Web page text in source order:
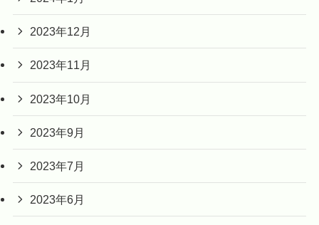
2023年12月
2023年11月
2023年10月
2023年9月
2023年7月
2023年6月